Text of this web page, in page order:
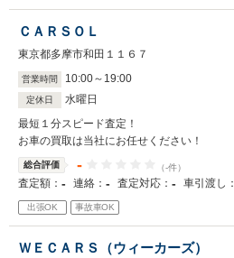
ＣＡＲＳＯＬ
東京都多摩市和田１１６７
営業時間 10:00～ 19:00
定休日
水曜日
最短１分スピード査定！
お車の買取は当社にお任せください！
総合評価 - （-件）
査定額： - 連絡： - 査定対応： - 車引渡し：
出張OK 事故車OK
ＷＥＣＡＲＳ（ウィーカーズ）